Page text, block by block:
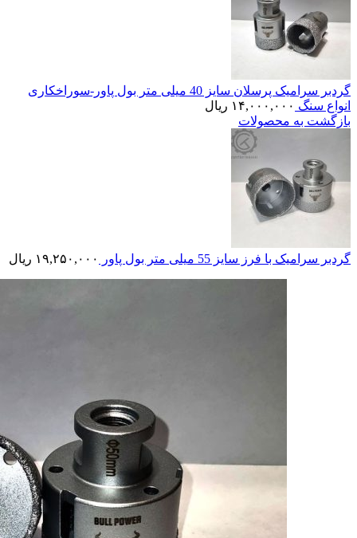
گردبر سرامیک پرسلان سایز 40 میلی متر بول پاور-سوراخکاری
انواع سنگ ۱۴,۰۰۰,۰۰۰ ریال
بازگشت به محصولات
گردبر سرامیک با فرز سایز 55 میلی متر بول پاور ۱۹,۲۵۰,۰۰۰ ریال